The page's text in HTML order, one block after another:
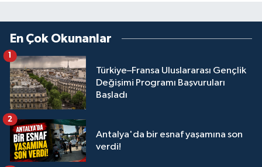
En Çok Okunanlar
Türkiye–Fransa Uluslararası Gençlik
Değişimi Programı Başvuruları
Başladı
Antalya'da bir esnaf yaşamına son
verdi!
2